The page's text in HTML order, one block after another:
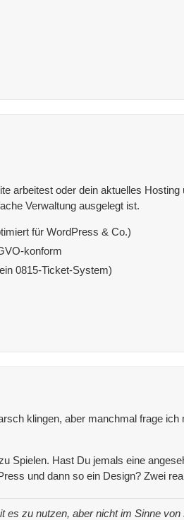
arbeitest oder dein aktuelles
Verwaltung ausgelegt ist.
für WordPress & Co.)
konform
0815-Ticket-System)
klingen, aber manchmal frage
Spielen. Hast Du jemals eine
und dann so ein Design? Zwei
es zu nutzen, aber nicht im Sinne